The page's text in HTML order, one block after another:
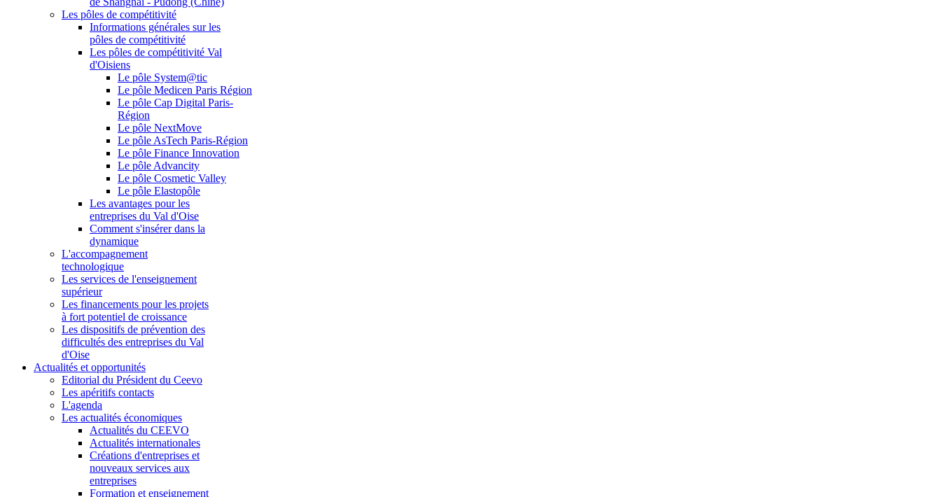
Les pôles de compétitivité
Informations générales sur les
pôles de compétitivité
Les pôles de compétitivité Val
d'Oisiens
Le pôle System@tic
Le pôle Medicen Paris Région
Le pôle Cap Digital Paris-
Région
Le pôle NextMove
Le pôle AsTech Paris-Région
Le pôle Finance Innovation
Le pôle Advancity
Le pôle Cosmetic Valley
Le pôle Elastopôle
Les avantages pour les
entreprises du Val d'Oise
Comment s'insérer dans la
dynamique
L'accompagnement
technologique
Les services de l'enseignement
supérieur
Les financements pour les projets
à fort potentiel de croissance
Les dispositifs de prévention des
difficultés des entreprises du Val
d'Oise
Actualités et opportunités
Editorial du Président du Ceevo
Les apéritifs contacts
L'agenda
Les actualités économiques
Actualités du CEEVO
Actualités internationales
Créations d'entreprises et
nouveaux services aux
entreprises
Formation et enseignement